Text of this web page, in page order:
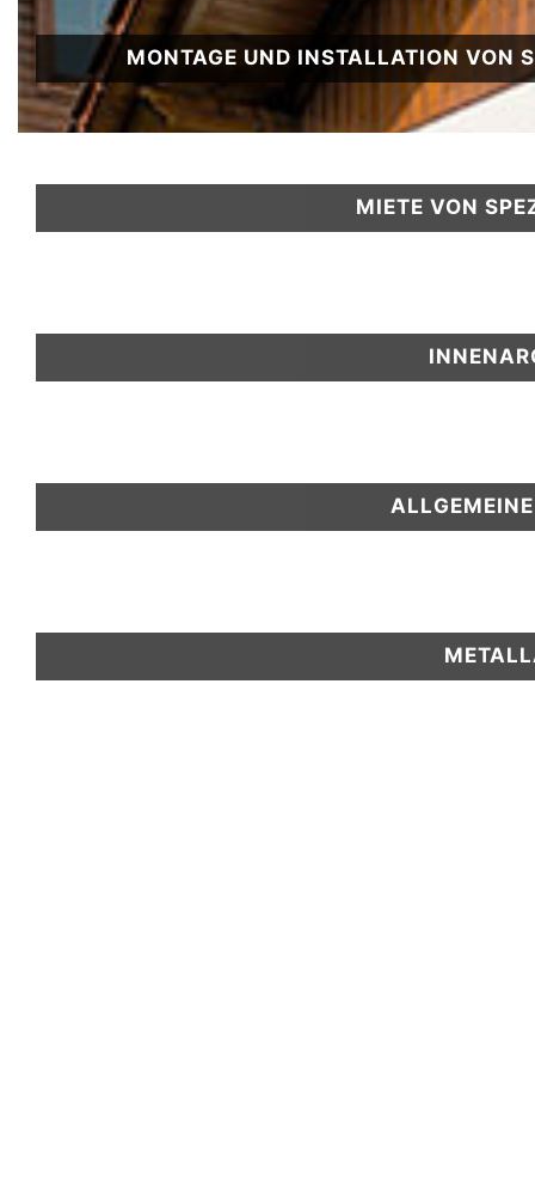
MONTAGE UND INSTALLATION VON
MIETE VON